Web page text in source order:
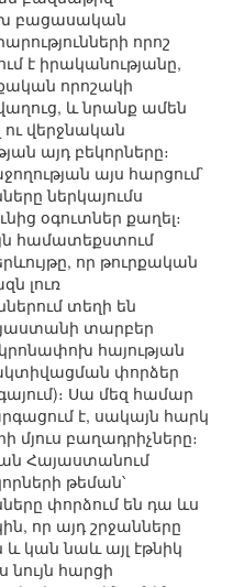
բացասական
որոշ
է իրականությանը,
որոշակի
և նրանք ամեն
ու վերջնական
այդ բեկորները։
այս հարցում`
ներկայումս
օգուտներ քաղել։
համատեքստում
որ թուրքական
լուռ
տեղի են
տարբեր
հայության
փորձեր
Սա մեզ համար
է, սակայն հարկ
մյուս բաղադրիչները։
Հայաստանում
թեման՝
փորձում են դա ևս
որ այդ շրջանները
կան նաև այլ էթնիկ
նույն հարցի